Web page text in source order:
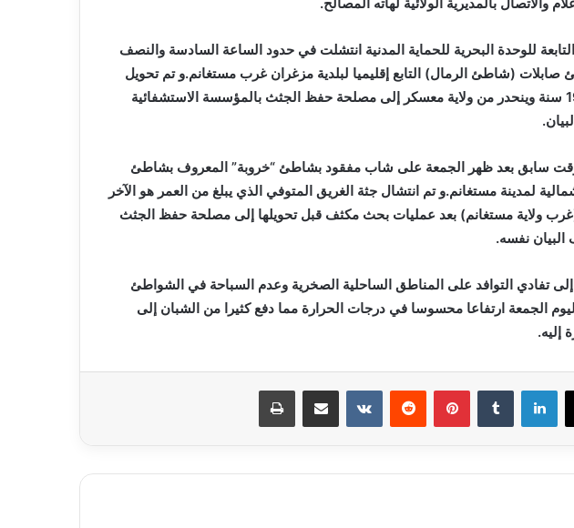
للوحدة البحرية للحماية المدنية انتشلت في حدود الساعة السادسة والنصف
(شاطئ الرمال) التابع إقليميا لبلدية مزغران غرب مستغانم.و تم تحويل
جثة المتوفي الذي يبلغ من العمر 19 سنة وينحدر من ولاية معسكر إلى مصلحة حفظ الجثث بالمؤسسة الاستشفائية
سابق بعد ظهر الجمعة على شاب مفقود بشاطئ “خروبة” المعروف بشاطئ
لمدينة مستغانم.و تم انتشال جثة الغريق المتوفي الذي يبلغ من العمر هو الآخر
(غرب ولاية مستغانم) بعد عمليات بحث مكثف قبل تحويلها إلى مصلحة حفظ الجثث
نفسه.
إلى تفادي التوافد على المناطق الساحلية الصخرية وعدم السباحة في الشواطئ
الجمعة ارتفاعا محسوسا في درجات الحرارة مما دفع كثيرا من الشبان إلى
إليه.
لينكدإن بينتيريست مشاركة عبر البريد